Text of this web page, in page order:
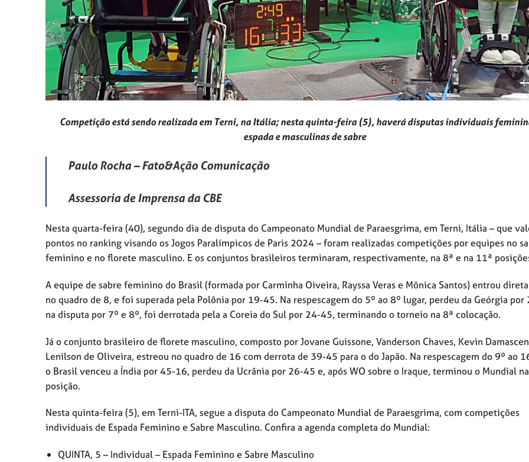
Competição está sendo realizada em Terni, na Itália; nesta quinta-feira (5), haverá disputas individuais
espada e masculinas de sabre
Paulo Rocha – Fato&Ação Comunicação
Assessoria de Imprensa da CBE
Nesta quarta-feira (40), segundo dia de disputa do Campeonato Mundial de Paraesgrima, em Terni, Itália – que
pontos no ranking visando os Jogos Paralímpicos de Paris 2024 – foram realizadas competições por equipes no
feminino e no florete masculino. E os conjuntos brasileiros terminaram, respectivamente, na 8ª e na 11ª
A equipe de sabre feminino do Brasil (formada por Carminha Oiveira, Rayssa Veras e Mônica Santos) entrou
no quadro de 8, e foi superada pela Polônia por 19-45. Na respescagem do 5º ao 8º lugar, perdeu da Geórgia por
na disputa por 7º e 8º, foi derrotada pela a Coreia do Sul por 24-45, terminando o torneio na 8ª colocação.
Já o conjunto brasileiro de florete masculino, composto por Jovane Guissone, Vanderson Chaves, Kevin
Lenilson de Oliveira, estreou no quadro de 16 com derrota de 39-45 para o do Japão. Na respescagem do 9º ao
o Brasil venceu a Índia por 45-16, perdeu da Ucrânia por 26-45 e, após WO sobre o Iraque, terminou o Mundial
posição.
Nesta quinta-feira (5), em Terni-ITA, segue a disputa do Campeonato Mundial de Paraesgrima, com competições
individuais de Espada Feminino e Sabre Masculino. Confira a agenda completa do Mundial:
QUINTA, 5 – Individual – Espada Feminino e Sabre Masculino